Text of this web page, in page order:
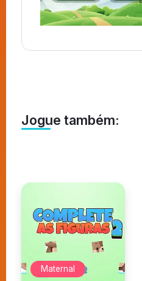
Jogue também:
Maternal